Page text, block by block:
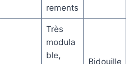
rements
Très
modula
ble,
Bidouille